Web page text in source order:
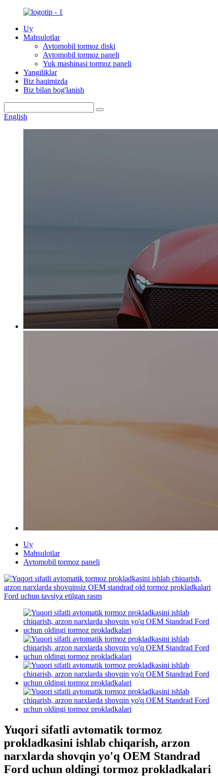
Uy
Mahsulotlar
Avtomobil tormoz diski
Avtomobil tormoz paneli
Yuk mashinasi tormoz paneli
Yangiliklar
Biz haqimizda
Biz bilan bog'lanish
English
Uy
Mahsulotlar
Avtomobil tormoz paneli
Yuqori sifatli avtomatik tormoz
prokladkasini ishlab chiqarish, arzon
narxlarda shovqin yo'q OEM Standrad
Ford uchun oldingi tormoz prokladkalari